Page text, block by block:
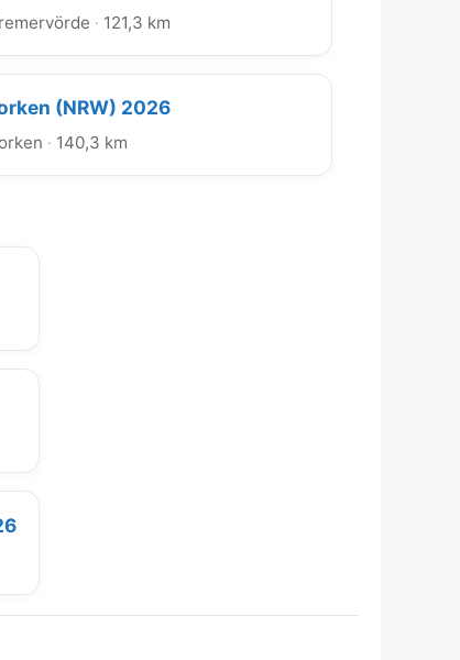
· 121,3 km
(NRW) 2026
· 140,3 km